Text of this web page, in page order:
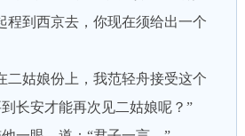
程到西京去，你现在须给出一个
姑娘份上，我范轻舟接受这个
长安才能再次见二姑娘呢？”